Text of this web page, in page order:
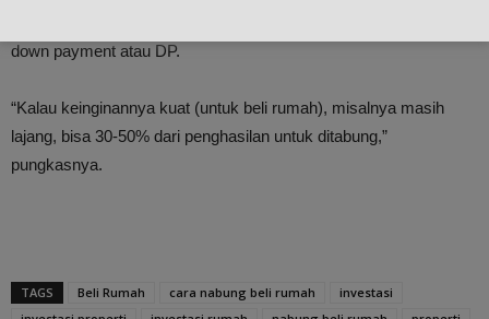
down payment atau DP.
“Kalau keinginannya kuat (untuk beli rumah), misalnya masih
lajang, bisa 30-50% dari penghasilan untuk ditabung,”
pungkasnya.
TAGS Beli Rumah cara nabung beli rumah
investasi